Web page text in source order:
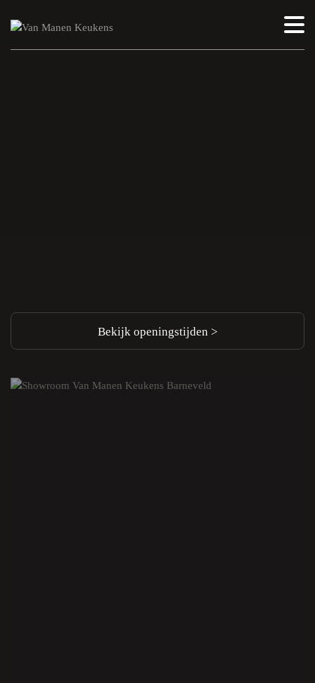
Bekijk openingstijden >